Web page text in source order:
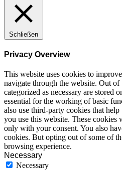
Schließen
Privacy Overview
This website uses cookies to
navigate through the website. Out of
categorized as necessary are stored
essential for the working of basic
also use third-party cookies that
you use this website. These
only with your consent. You also
cookies. But opting out of some of
browsing experience.
Necessary
Necessary